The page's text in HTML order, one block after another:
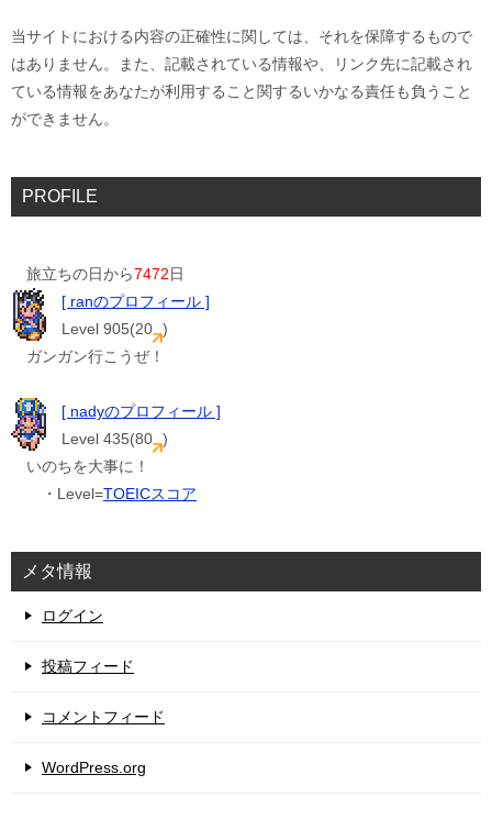
当サイトにおける内容の正確性に関しては、それを保障するもので
はありません。また、記載されている情報や、リンク先に記載され
ている情報をあなたが利用すること関するいかなる責任も負うこと
ができません。
PROFILE
旅立ちの日から7472日
[ ranのプロフィール ]
Level 905(20 )
ガンガン行こうぜ！
[ nadyのプロフィール ]
Level 435(80 )
いのちを大事に！
・Level=TOEICスコア
メタ情報
ログイン
投稿フィード
コメントフィード
WordPress.org